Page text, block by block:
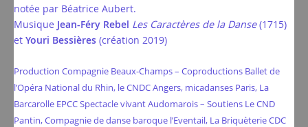
notée par Béatrice Aubert.
Musique Jean-Féry Rebel Les Caractères de la Danse(1715)
et Youri Bessières (création 2019)
Production Compagnie Beaux-Champs – Coproductions Ballet de
l’Opéra National du Rhin, le CNDC Angers, micadanses Paris, La
Barcarolle EPCC Spectacle vivant Audomarois – Soutiens Le CND
Pantin, Compagnie de danse baroque l’Eventail, La Briquèterie CDC